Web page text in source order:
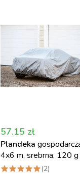
57.15 zł
Plandeka
4x6 m, srebrna, 120
Can Agri
(2)